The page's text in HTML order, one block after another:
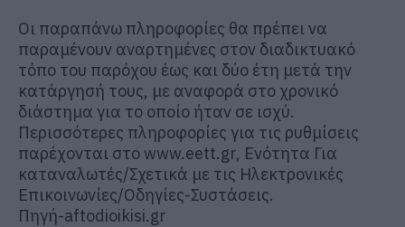
Οι παραπάνω πληροφορίες θα πρέπει να
παραμένουν αναρτημένες στον διαδικτυακό
τόπο του παρόχου έως και δύο έτη μετά την
κατάργησή τους, με αναφορά στο χρονικό
διάστημα για το οποίο ήταν σε ισχύ.
Περισσότερες πληροφορίες για τις ρυθμίσεις
παρέχονται στο www.eett.gr, Ενότητα Για
καταναλωτές/Σχετικά με τις Ηλεκτρονικές
Επικοινωνίες/Οδηγίες-Συστάσεις.
Πηγή-aftodioikisi.gr